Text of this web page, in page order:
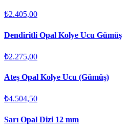
₺2.405,00
Dendiritli Opal Kolye Ucu Gümüş
₺2.275,00
Ateş Opal Kolye Ucu (Gümüş)
₺4.504,50
Sarı Opal Dizi 12 mm